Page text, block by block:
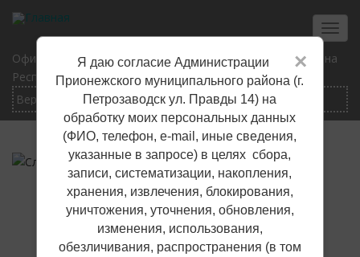
Перейти
основному
содержанию
×
Я даю согласие Администрации
Прионежского муниципального района (г.
Петрозаводск ул. Правды 14) на
обработку моих персональных данных
(ФИО, телефон, е-mail, иные сведения,
указанные в запросе) в целях сбора,
записи, систематизации, накопления,
хранения, извлечения, блокирования,
уничтожения, уточнения, обновления,
изменения, использования,
обезличивания, распространения (в том
Официальный сайт Прионежского муниципального района
Республики Карелия